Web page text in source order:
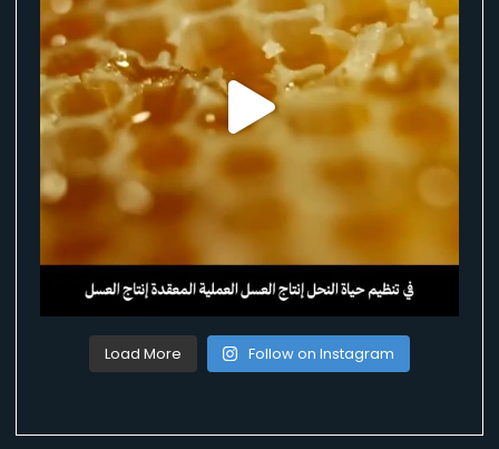
Load More Follow on Instagram